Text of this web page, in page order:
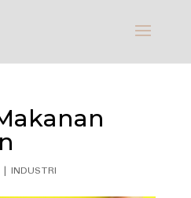
INDUSTRI